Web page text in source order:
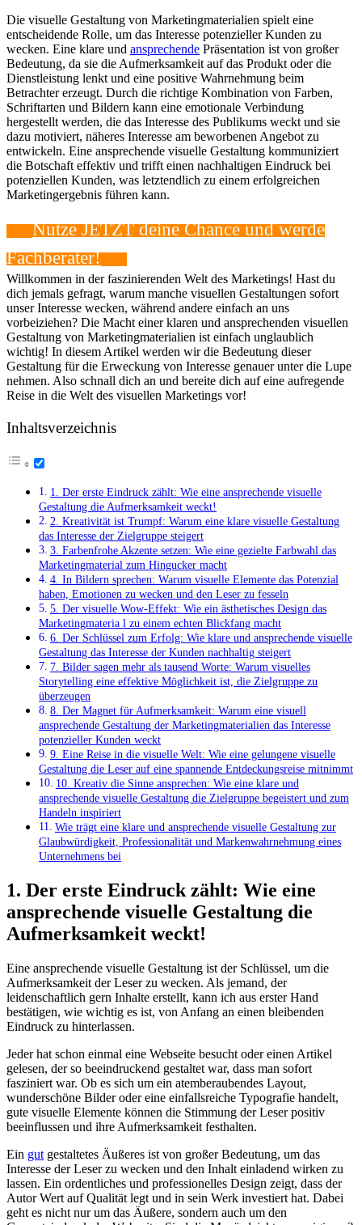
Die visuelle Gestaltung von Marketingmaterialien spielt eine
entscheidende Rolle, um das Interesse potenzieller Kunden zu
wecken. Eine klare und ansprechende Präsentation ist von großer
Bedeutung, da sie die Aufmerksamkeit auf das Produkt oder die
Dienstleistung lenkt und eine positive Wahrnehmung beim
Betrachter erzeugt. Durch die richtige Kombination von Farben,
Schriftarten und Bildern kann eine emotionale Verbindung
hergestellt werden, die das Interesse des Publikums weckt und sie
dazu motiviert, näheres Interesse am beworbenen Angebot zu
entwickeln. Eine ansprechende visuelle Gestaltung kommuniziert
die Botschaft effektiv und trifft einen nachhaltigen Eindruck bei
potenziellen Kunden, was letztendlich zu einem erfolgreichen
Marketingergebnis führen kann.
Nutze JETZT deine ⁤Chance​ und werde
Fachberater!
‍Willkommen in der⁢ faszinierenden ‍Welt des Marketings! Hast du
dich jemals gefragt, warum manche ⁣visuellen ⁢Gestaltungen sofort
unser Interesse wecken, während andere einfach an uns
vorbeiziehen? Die Macht einer klaren und ansprechenden visuellen
Gestaltung ​von Marketingmaterialien ist einfach unglaublich
wichtig! In diesem Artikel werden wir die Bedeutung ​dieser
Gestaltung⁢ für‌ die Erweckung⁣ von Interesse‍ genauer⁢ unter die Lupe
nehmen.‍ Also schnall dich an und bereite dich auf eine ⁢aufregende
Reise in die Welt des visuellen Marketings vor!
Inhaltsverzeichnis
1. Der erste‌ Eindruck zählt: Wie eine ansprechende visuelle
Gestaltung die Aufmerksamkeit weckt!
2. Kreativität ist Trumpf: Warum eine klare visuelle ‌Gestaltung​
das ‍Interesse der Zielgruppe steigert
3. ⁢Farbenfrohe Akzente setzen: Wie eine gezielte Farbwahl‍ das
⁣Marketingmaterial zum⁤ Hingucker macht
4. In​ Bildern‌ sprechen: Warum ⁤visuelle Elemente das Potenzial‍
haben, ‍Emotionen zu‍ wecken und den Leser zu fesseln
5. Der visuelle Wow-Effekt: Wie ein ästhetisches Design⁣ das​
Marketingmateria l zu einem echten Blickfang macht
6. Der Schlüssel zum Erfolg: Wie klare und​ ansprechende ⁢visuelle
Gestaltung das Interesse der Kunden nachhaltig steigert
7. Bilder sagen mehr als tausend ⁤Worte: Warum visuelles
Storytelling eine effektive​ Möglichkeit ist, die Zielgruppe ⁢zu
überzeugen
8. Der Magnet für Aufmerksamkeit: Warum eine visuell
ansprechende Gestaltung der Marketingmaterialien ⁤das Interesse
potenzieller⁢ Kunden‌ weckt
9. Eine Reise in​ die visuelle ⁢Welt: ‍Wie eine⁢ gelungene visuelle⁣
Gestaltung die Leser auf eine spannende Entdeckungsreise mitnimmt
10. ​Kreativ ​die Sinne ansprechen: Wie eine klare und
ansprechende visuelle Gestaltung die Zielgruppe ‍begeistert und zum
Handeln⁤ inspiriert
Wie trägt eine klare ‌und ‍ansprechende visuelle ⁢Gestaltung zur
Glaubwürdigkeit,‌ Professionalität und Markenwahrnehmung eines
Unternehmens ⁤bei
1. Der erste‌ Eindruck zählt: Wie eine
ansprechende visuelle Gestaltung die
Aufmerksamkeit weckt!
Eine ansprechende visuelle Gestaltung ist ​der Schlüssel, ⁢um die
Aufmerksamkeit der‍ Leser zu wecken. Als jemand, der
leidenschaftlich​ gern Inhalte ⁢erstellt, kann ich aus erster Hand
bestätigen, wie wichtig es ist, von Anfang ⁣an einen ​bleibenden
Eindruck zu hinterlassen.
Jeder⁢ hat schon einmal eine Webseite besucht ​oder einen Artikel⁣
gelesen, der so beeindruckend gestaltet war, dass man sofort
fasziniert ‌war.⁤ Ob es sich um ⁤ein atemberaubendes Layout,
wunderschöne​ Bilder oder eine einfallsreiche Typografie handelt,
gute ⁢visuelle Elemente ⁣können die Stimmung der Leser positiv ​
beeinflussen und ihre Aufmerksamkeit festhalten.
Ein gut gestaltetes‍ Äußeres ist von großer Bedeutung,‌ um das
Interesse der Leser zu wecken und den Inhalt einladend wirken zu
lassen. Ein ordentliches ⁣und professionelles Design ‍zeigt, dass der
Autor Wert auf Qualität‌ legt⁣ und in sein Werk investiert⁤ hat. Dabei
‍geht es nicht nur ⁢um das‍ Äußere, ‌sondern auch‍ um⁢ den